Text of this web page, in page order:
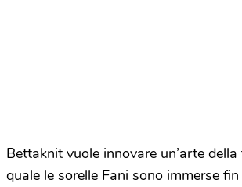
Bettaknit vuole innovare un’arte
quale le sorelle Fani sono immerse